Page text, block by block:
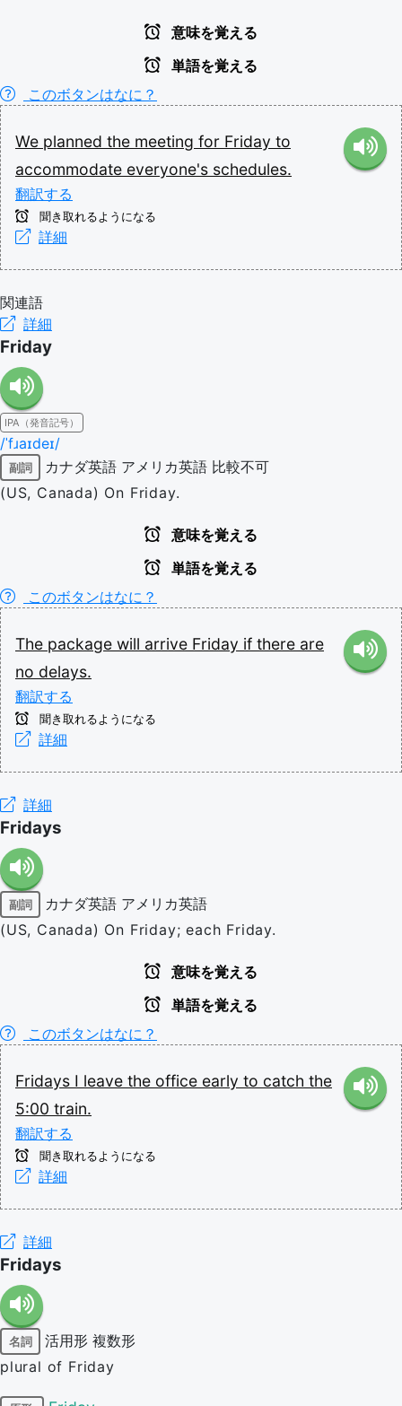
意味を覚える
単語を覚える
このボタンはなに？
We planned the meeting for Friday to
accommodate everyone's schedules.
翻訳する
聞き取れるようになる
詳細
関連語
詳細
Friday
IPA（発音記号）
/ˈfɹaɪdeɪ/
副詞 カナダ英語 アメリカ英語 比較不可
(US, Canada) On Friday.
意味を覚える
単語を覚える
このボタンはなに？
The package will arrive Friday if there are
no delays.
翻訳する
聞き取れるようになる
詳細
詳細
Fridays
副詞 カナダ英語 アメリカ英語
(US, Canada) On Friday; each Friday.
意味を覚える
単語を覚える
このボタンはなに？
Fridays I leave the office early to catch the
5:00 train.
翻訳する
聞き取れるようになる
詳細
詳細
Fridays
名詞 活用形 複数形
plural of Friday